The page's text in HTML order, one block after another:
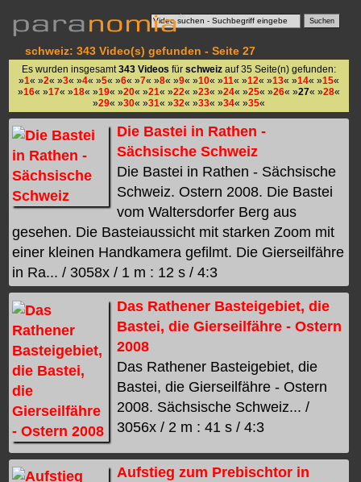
schweiz: 343 Video(s) gefunden - Seite 27
Es wurden insgesamt 343 Videos für schweizauf 35 Seite(n) gefunden:
»1« »2« »3« »4« »5« »6« »7« »8« »9« »10« »11« »12« »13« »14« »15«
»16« »17« »18« »19« »20« »21« »22« »23« »24« »25« »26« »27« »28«
»29« »30« »31« »32« »33« »34« »35«
Die Bastei in Rathen -
Sächsische Schweiz
Die Bastei in Rathen - Sächsische
Schweiz. Ostern 2008. Die Bastei
vom Waltersdorfer Berg aus
gesehen. Die Basteiaussicht mit starken Zoom mit
einer kleinen Handkamera gefilmt. Die Gierseilfähre
in Ra... / 3058x / 1 m : 12 s / 4:3
Das Rathener Basteigebiet, die
Bastei, die Gierseilfähre - Ostern
2008
Das Rathener Basteigebiet, die
Bastei, die Gierseilfähre - Ostern
2008. Sächsische Schweiz... /
3056x / 2 m : 41 s / 4:3
Aufstieg zum Prebischtor in